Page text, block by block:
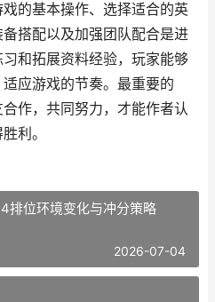
的基本操作、选择适合的英
搭配以及加强团队配合是进
和拓展资料经验，玩家能够
应游戏的节奏。最重要的
作，共同努力，才能作者认
利。
排位环境变化与冲分策略
2026-07-04